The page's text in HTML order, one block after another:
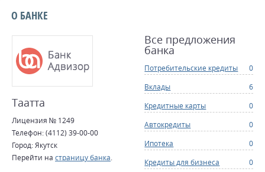
О БАНКЕ
Таатта
Лицензия № 1249
Телефон: (4112) 39-00-00
Город: Якутск
Перейти на страницу банка
Все предложения
банка
Потребительские кредиты
0
Вклады
6
Кредитные карты
0
Автокредиты
0
Ипотека
0
Кредиты для бизнеса
0